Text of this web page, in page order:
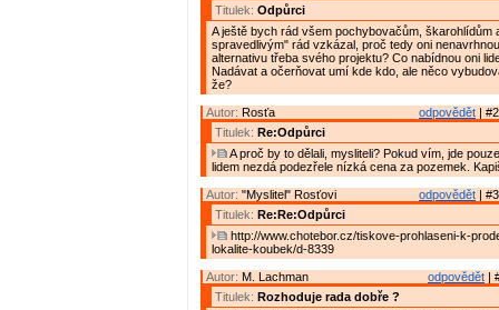
Titulek: Odpůrci
A ještě bych rád všem pochybovačům, škarohlídům
spravedlivým" rád vzkázal, proč tedy oni
alternativu třeba svého projektu? Co nabídnou oni
Nadávat a očerňovat umí kde kdo, ale něco
že?
odpovědět |
Autor: Rosťa
Titulek: Re:Odpůrci
A proč by to dělali, mysliteli? Pokud vím, jde
lidem nezdá podezřele nízká cena za pozemek.
odpovědět |
Autor: "Myslitel" Rosťovi
Titulek: Re:Re:Odpůrci
http://www.chotebor.cz/tiskove-prohlaseni-k-
lokalite-koubek/d-8339
odpovědět |
Autor: M. Lachman
Titulek: Rozhoduje rada dobře ?